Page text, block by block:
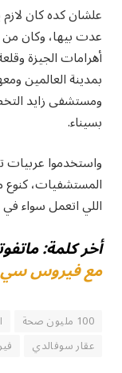
علشان كده كان
عدت بيها، وكان
أهرامات الجيزة
بمدينة العالمين
ومستشفى زايد
بسيناء.
واستخدموا
المستشفيات، كنوع
اللي اتعمل سواء
أخر كلمة:
مع فيروس
100 مليون صحة
عقار سوفالدي